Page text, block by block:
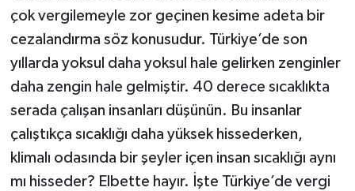
çok vergilemeyle zor geçinen kesime adeta bir
cezalandırma söz konusudur. Türkiye’de son
yıllarda yoksul daha yoksul hale gelirken zenginler
daha zengin hale gelmiştir. 40 derece sıcaklıkta
serada çalışan insanları düşünün. Bu insanlar
çalıştıkça sıcaklığı daha yüksek hissederken,
klimalı odasında bir şeyler içen insan sıcaklığı aynı
mı hisseder? Elbette hayır. İşte Türkiye’de vergi